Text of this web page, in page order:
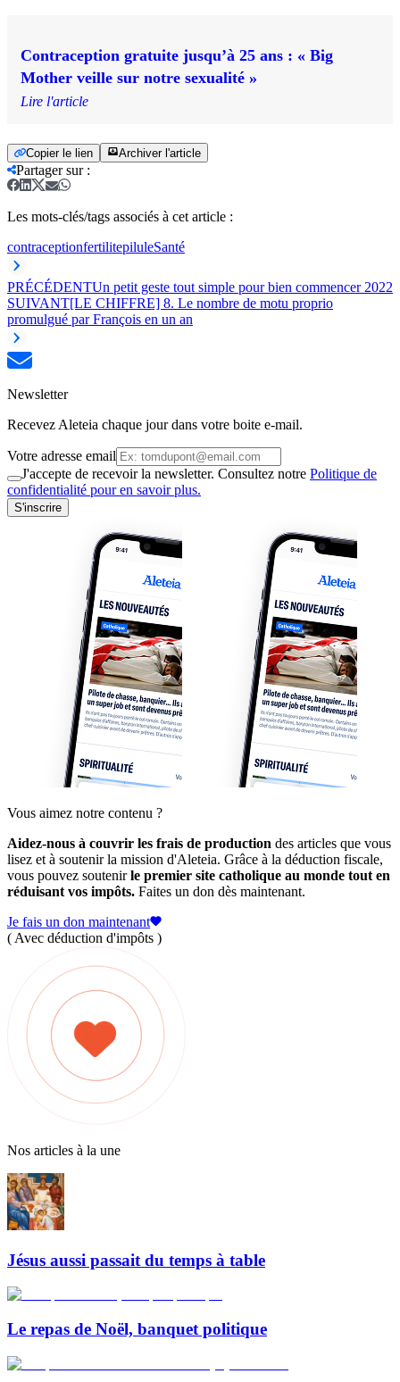
Contraception gratuite jusqu’à 25 ans : « Big
Mother veille sur notre sexualité »
Lire l'article
Copier le lien Archiver l'article
Partager sur:
Les mots-clés/tags associés à cet article :
contraceptionfertilitepiluleSanté
PRÉCÉDENTUn petit geste tout simple pour bien commencer 2022
SUIVANT[LE CHIFFRE] 8. Le nombre de motu proprio
promulgué par François en un an
Newsletter
Recevez Aleteia chaque jour dans votre boite e-mail.
Votre adresse email
J'accepte de recevoir la newsletter. Consultez notre Politique de
confidentialité pour en savoir plus.
S'inscrire
Vous aimez notre contenu ?
Aidez-nous à couvrir les frais de production des articles que vous
lisez et à soutenir la mission d'Aleteia. Grâce à la déduction fiscale,
vous pouvez soutenirle premier site catholique au monde tout en
réduisant vos impôts. Faites un don dès maintenant.
Je fais un don maintenant
( Avec déduction d'impôts )
Nos articles à la une
Jésus aussi passait du temps à table
Le repas de Noël, banquet politique